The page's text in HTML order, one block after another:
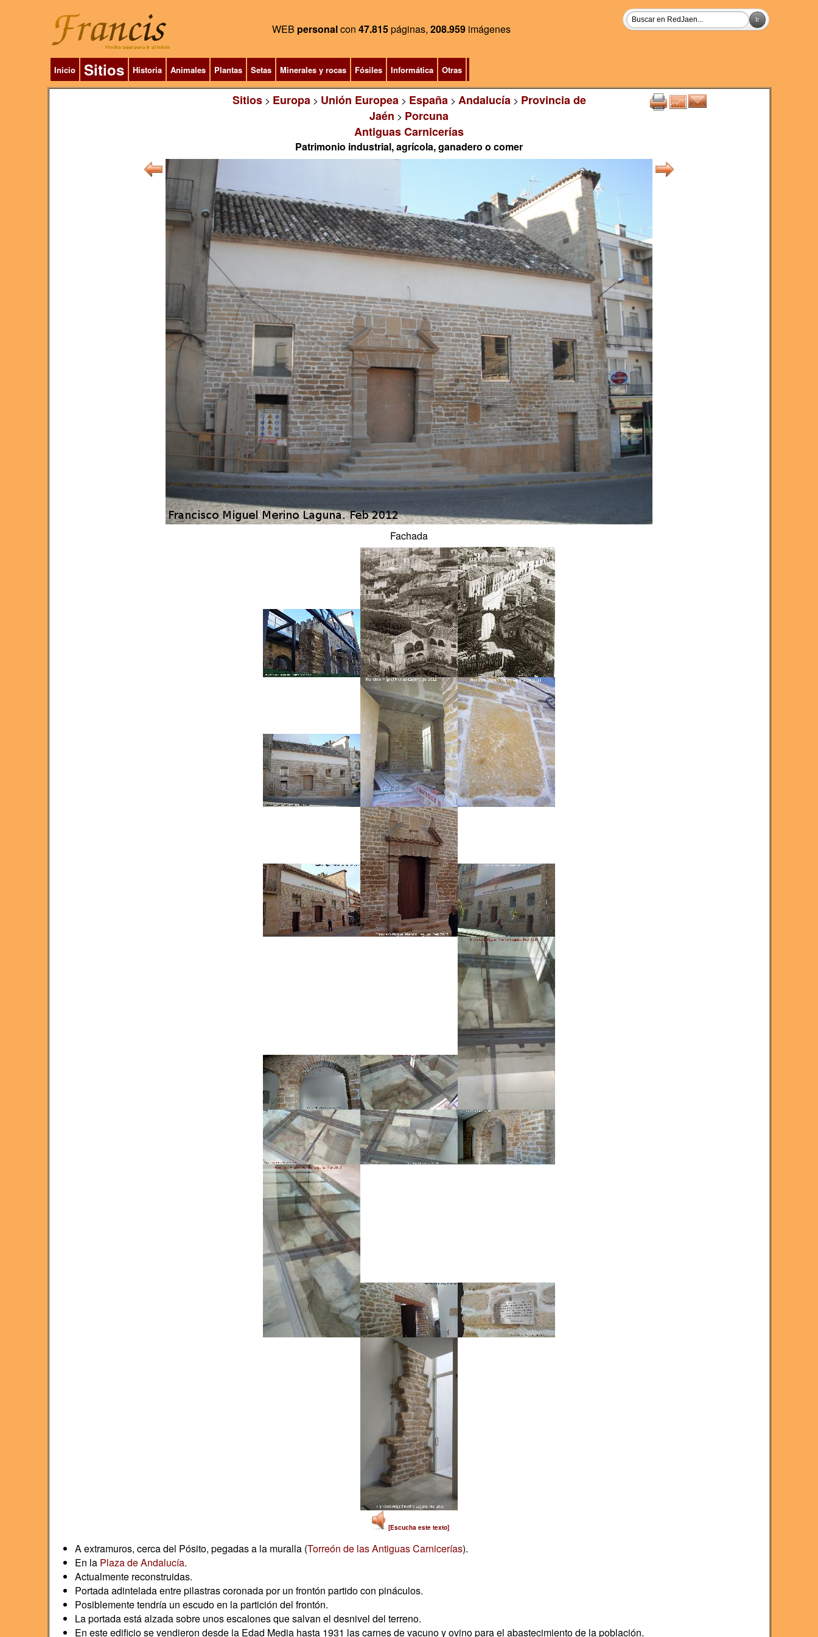
WEB personalcon 47.815páginas, 208.959 imágenes
Inicio Sitios Historia Animales Plantas Setas Minerales y rocas Fósiles Informática Otras
Sitios> Europa> Unión Europea> España> Andalucía> Provincia de
Jaén > Porcuna
Antiguas Carnicerías
Patrimonio industrial, agrícola, ganadero o comer
Fachada
[Escucha este texto]
A extramuros, cerca del Pósito, pegadas a la muralla (Torreón de las Antiguas Carnicerías).
En la Plaza de Andalucía.
Actualmente reconstruidas.
Portada adintelada entre pilastras coronada por un frontón partido con pináculos.
Posiblemente tendría un escudo en la partición del frontón.
La portada está alzada sobre unos escalones que salvan el desnivel del terreno.
En este edificio se vendieron desde la Edad Media hasta 1931 las carnes de vacuno y ovino para el abastecimiento de la población.